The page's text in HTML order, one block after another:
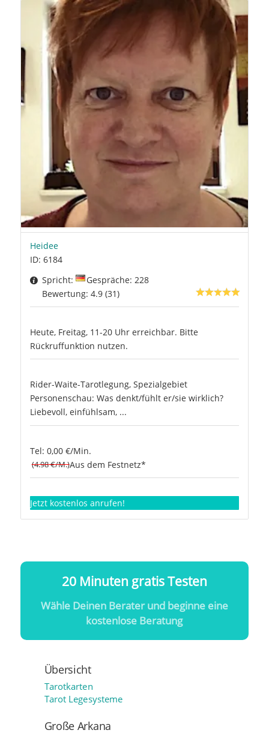
Heidee
ID: 6184
Spricht:
Gespräche: 228
Bewertung: 4.9 (31)
Heute, Freitag, 11-20 Uhr erreichbar. Bitte
Rückruffunktion nutzen.
Rider-Waite-Tarotlegung, Spezialgebiet
Personenschau: Was denkt/fühlt er/sie wirklich?
Liebevoll, einfühlsam, ...
Tel: 0,00 €/Min.
(4.98 €/M.)Aus dem Festnetz*
Jetzt kostenlos anrufen!
20 Minuten gratis Testen
Wähle Deinen Berater und beginne eine
kostenlose Beratung
Übersicht
Tarotkarten
Tarot Legesysteme
Große Arkana